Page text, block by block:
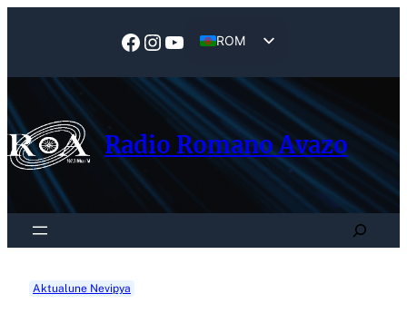
Facebook
Instagram
YouTube
ROM
Radio Romano Avazo
Search
Aktualune Nevipya